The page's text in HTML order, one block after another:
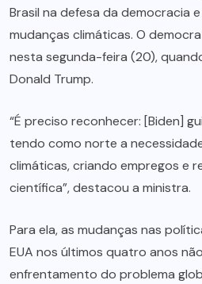
Brasil na defesa da democracia
mudanças climáticas. O
nesta segunda-feira (20),
Donald Trump.
“É preciso reconhecer: [Biden]
tendo como norte a
climáticas, criando empregos e
científica”, destacou a ministra.
Para ela, as mudanças nas
EUA nos últimos quatro anos
enfrentamento do problema